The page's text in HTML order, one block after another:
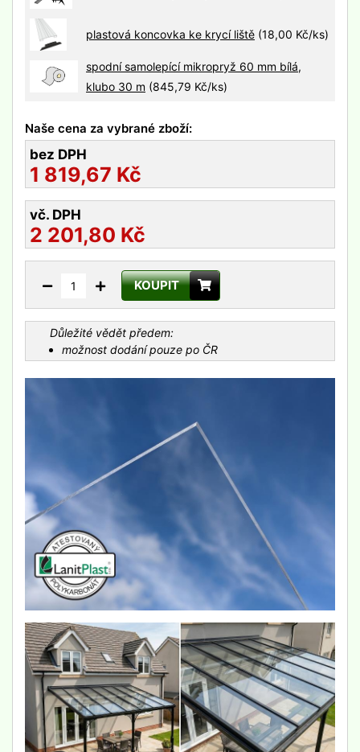
plastová koncovka ke krycí liště (18,00 Kč/ks)
spodní samolepící mikropryž 60 mm bílá,
klubo 30 m (845,79 Kč/ks)
Naše cena za vybrané zboží:
bez DPH
1 819,67 Kč
vč. DPH
2 201,80 Kč
KOUPIT
Důležité vědět předem:
možnost dodání pouze po ČR